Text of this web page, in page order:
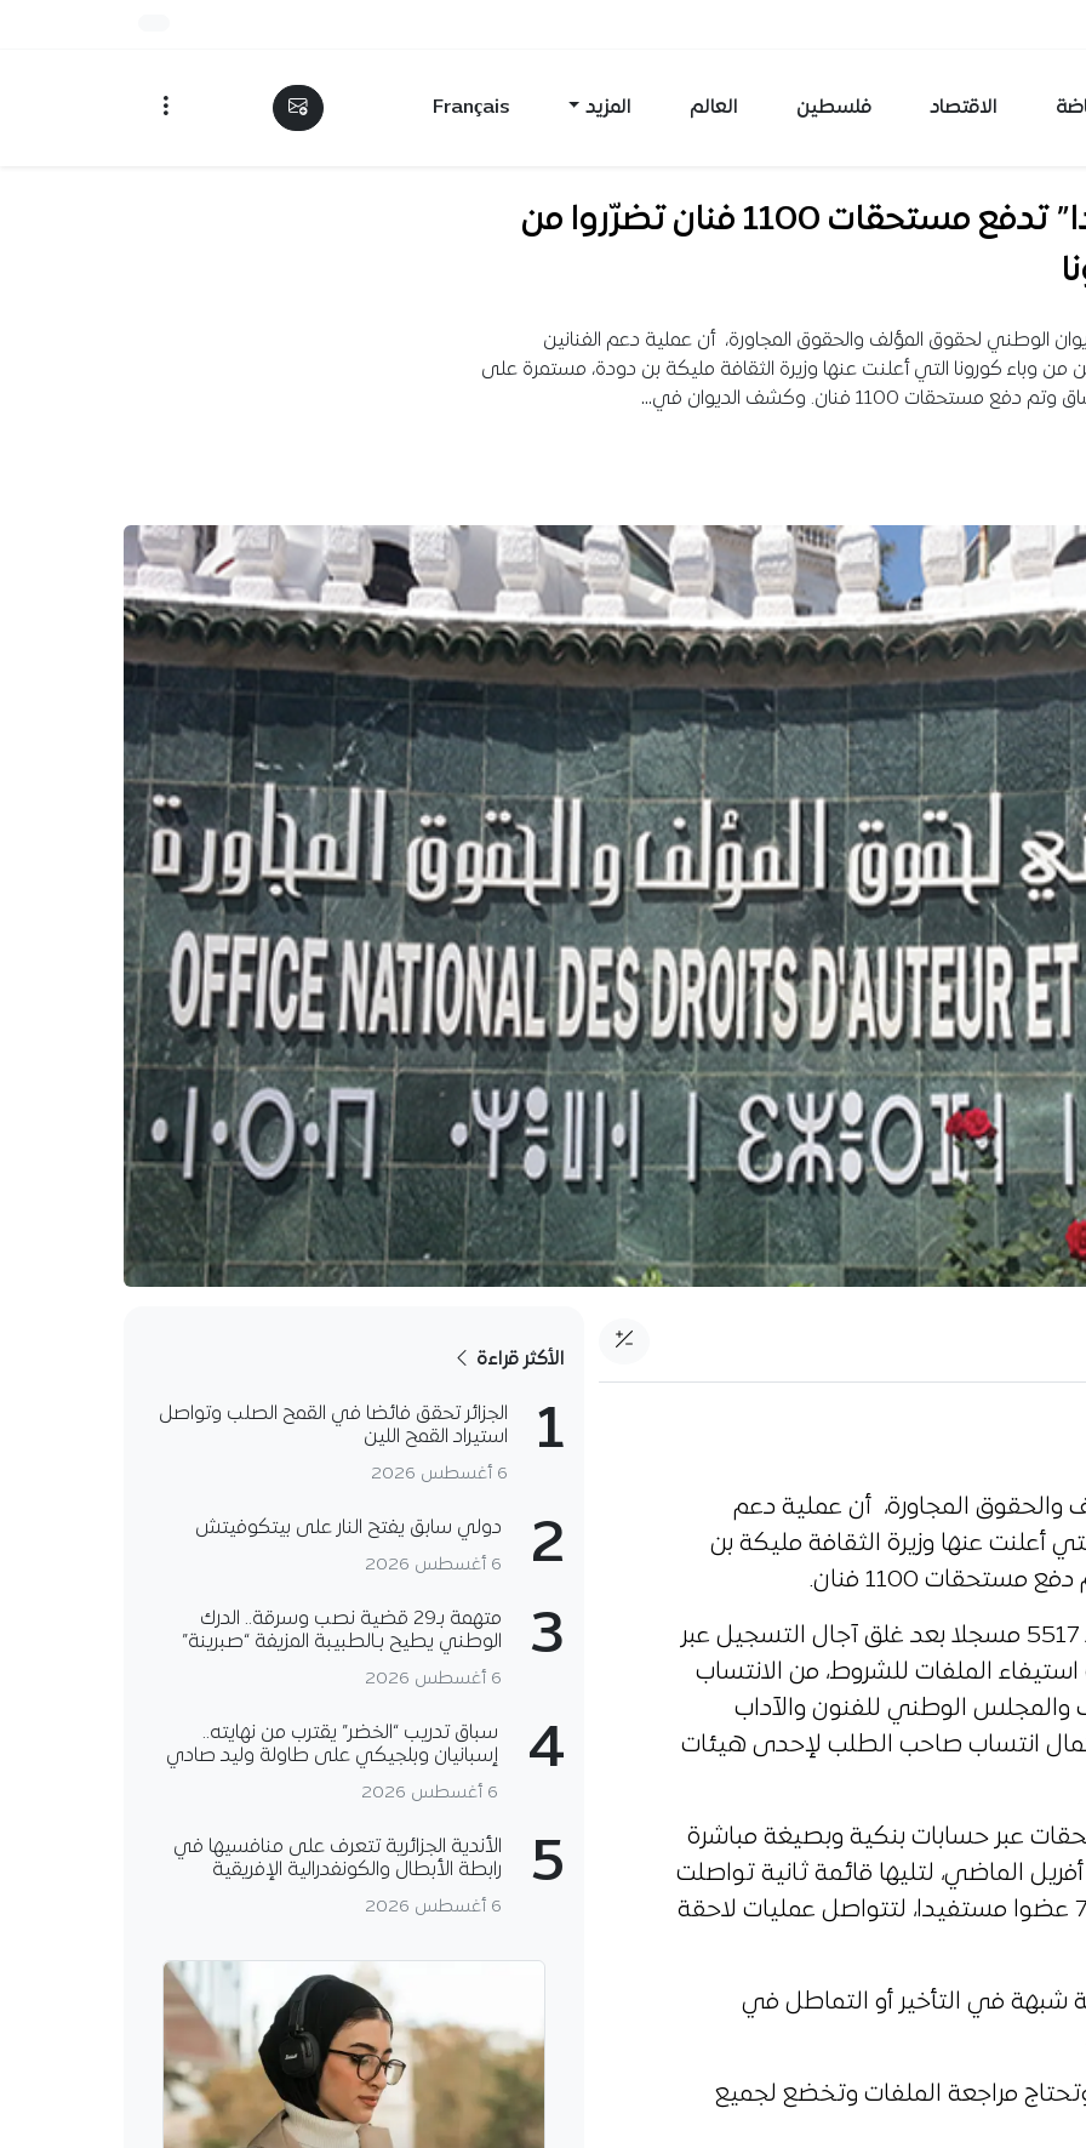
الاقتصاد فلسطين العالم المزيد Français
“لوندا” تدفع مستحقات 1100 فنان تضرّروا من
الوطني لحقوق المؤلف والحقوق المجاورة، أن عملية دعم الفنانين
من وباء كورونا التي أعلنت عنها وزيرة الثقافة مليكة بن دودة، مستمرة على
مستحقات 1100 فنان. وكشف الديوان في…
والحقوق المجاورة، أن عملية دعم
أعلنت عنها وزيرة الثقافة مليكة بن
1100 فنان.
وكشف الديوان في بيان عن إحصاء 5517 مسجلا بعد غلق آجال التسجيل عبر
استيفاء الملفات للشروط، من الانتساب
والمجلس الوطني للفنون والآداب
انتساب صاحب الطلب لإحدى هيئات
عبر حسابات بنكية وبصيغة مباشرة
لصالح 319 عضوا مستفيدا يوم 28 أفريل الماضي، لتليها قائمة ثانية تواصلت
إلى غاية 03 ماي الجاري شملت 781 عضوا مستفيدا، لتتواصل عمليات لاحقة
شبهة في التأخير أو التماطل في
مراجعة الملفات وتخضع لجميع
الأكثر قراءة
1
الجزائر تحقق فائضا في القمح الصلب وتواصل
استيراد القمح اللين
6 أغسطس 2026
2 دولي سابق يفتح النار على بيتكوفيتش
6 أغسطس 2026
3
متهمة بـ29 قضية نصب وسرقة.. الدرك
الوطني يطيح بـالطبيبة المزيفة “صبرينة”
6 أغسطس 2026
4
سباق تدريب “الخضر” يقترب من نهايته..
إسبانيان وبلجيكي على طاولة وليد صادي
6 أغسطس 2026
5
الأندية الجزائرية تتعرف على منافسيها في
رابطة الأبطال والكونفدرالية الإفريقية
6 أغسطس 2026